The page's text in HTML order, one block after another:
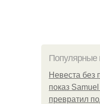
Популярные
Невеста без
показ
превратил